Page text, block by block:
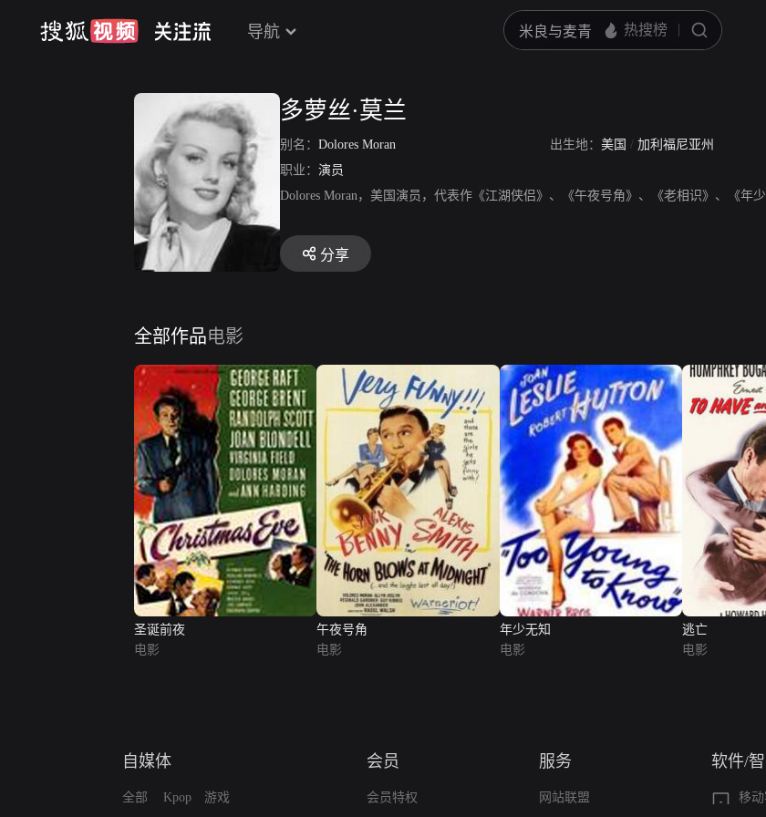
导航
多萝丝·莫兰
别名： Dolores Moran 出生地： 美国 / 加利福尼亚州
职业： 演员
Dolores Moran，美国演员，代表作《江湖侠侣》、《午夜号角》、《老相识》、《年少
分享
全部作品电影
圣诞前夜
电影
午夜号角
电影
年少无知
电影
逃亡
电影
自媒体
全部 Kpop 游戏
会员
会员特权
服务
网站联盟
软件/
移